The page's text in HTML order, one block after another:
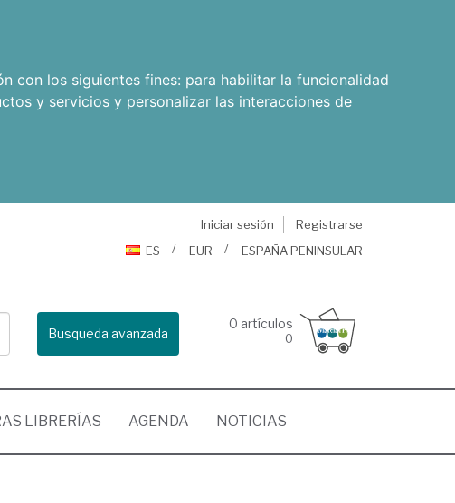
con los siguientes fines: para habilitar la funcionalidad
y servicios y personalizar las interacciones de
Iniciar sesión
Registrarse
ES
EUR ESPAÑA PENINSULAR
Busqueda avanzada
0 artículos
0
LIBRERÍAS AGENDA NOTICIAS